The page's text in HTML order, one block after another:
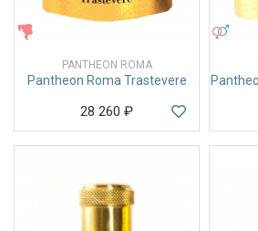
PANTHEON ROMA
Pantheon Roma Trastevere
28 260 ₽